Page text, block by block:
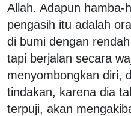
Allah. Adapun hamba-
pengasih itu adalah
di bumi dengan
tapi berjalan secara
menyombongkan diri,
tindakan, karena dia
terpuji, akan